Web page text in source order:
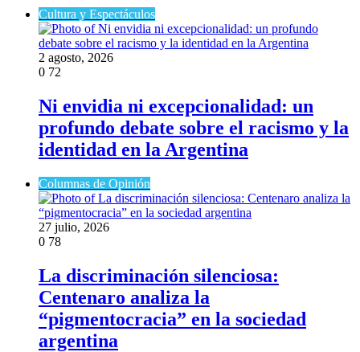
Cultura y Espectáculos
2 agosto, 2026
0 72
Ni envidia ni excepcionalidad: un
profundo debate sobre el racismo y la
identidad en la Argentina
Columnas de Opinión
27 julio, 2026
0 78
La discriminación silenciosa:
Centenaro analiza la
“pigmentocracia” en la sociedad
argentina